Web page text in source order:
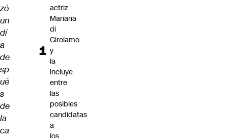
zó
un
dí
a
de
sp
ué
s
de
la
ca
actriz
Mariana
di
Girolamo
y
la
incluye
entre
las
posibles
candidatas
a
los